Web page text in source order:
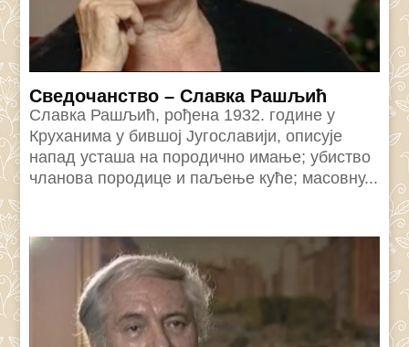
Сведочанство – Славка Рашљић
Славка Рашљић, рођена 1932. године у
Круханима у бившој Југославији, описује
напад усташа на породично имање; убиство
чланова породице и паљење куће; масовну...